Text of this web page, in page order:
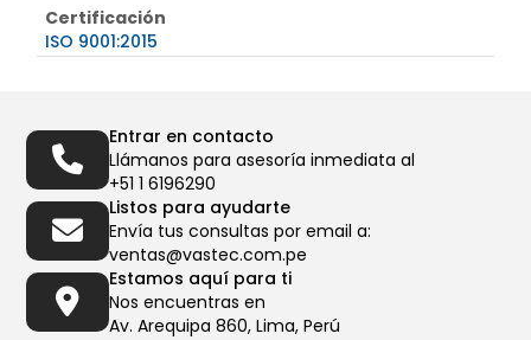
Certificación
ISO 9001:2015
Entrar en contacto
Llámanos para asesoría inmediata al
+51 1 6196290
Listos para ayudarte
Envía tus consultas por email a:
ventas@vastec.com.pe
Estamos aquí para ti
Nos encuentras en
Av. Arequipa 860, Lima, Perú